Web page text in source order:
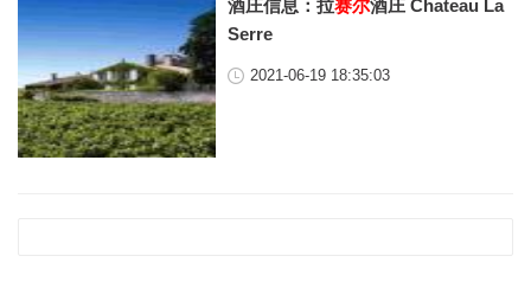
酒庄信息：拉赛尔酒庄 Chateau La
Serre
2021-06-19 18:35:03